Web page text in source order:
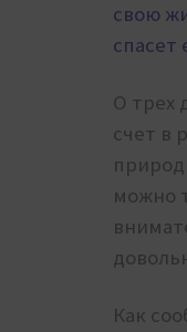
свою
спасет
О трех
счет в
можно
Как